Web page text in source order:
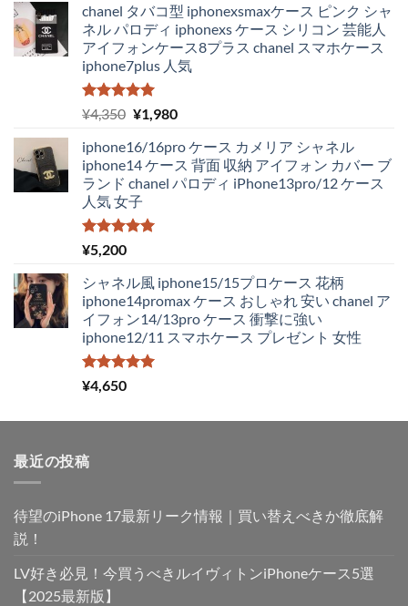
chanel タバコ型 iphonexsmaxケース ピンク シャ
ネル パロディ iphonexs ケース シリコン 芸能人
アイフォンケース8プラス chanel スマホケース
iphone7plus 人気
5段階中
5.00
の評価
¥4,350 元
価
格
は
¥4,350
で
¥1,980現
の
価
格
iphone16/16pro ケース カメリア シャネル
iphone14 ケース 背面 収納 アイフォン カバー ブ
ランド chanel パロディ iPhone13pro/12 ケース
人気 女子
5段階中
5.00
¥5,200
シャネル風 iphone15/15プロケース 花柄
iphone14promax ケース おしゃれ 安い chanel ア
イフォン14/13pro ケース 衝撃に強い
iphone12/11 スマホケース プレゼント 女性
5段階中
5.00
¥4,650
最近の投稿
待望のiPhone 17最新リーク情報｜買い替えべきか徹底解
説！
LV好き必見！今買うべきルイヴィトンiPhoneケース5選
【2025最新版】